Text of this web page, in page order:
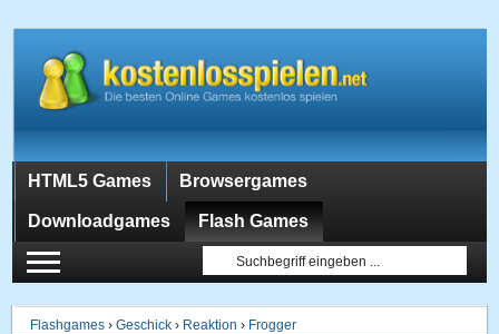
HTML5 Games Browsergames
Downloadgames Flash Games
Flashgames ›Geschick › Reaktion › Frogger